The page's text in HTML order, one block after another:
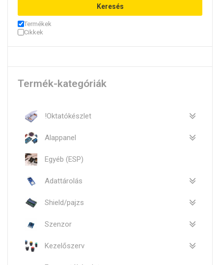
Keresés
Termékek
Cikkek
Termék-kategóriák
!Oktatókészlet
Alappanel
Egyéb (ESP)
Adattárolás
Shield/pajzs
Szenzor
Kezelőszerv